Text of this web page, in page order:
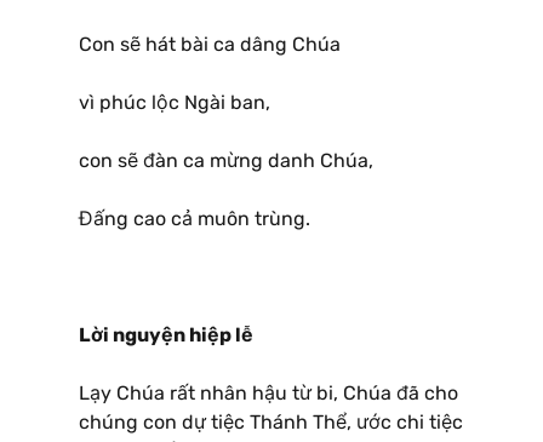
Con sẽ hát bài ca dâng Chúa
vì phúc lộc Ngài ban,
con sẽ đàn ca mừng danh Chúa,
Đấng cao cả muôn trùng.
Lời nguyện hiệp lễ
Lạy Chúa rất nhân hậu từ bi, Chúa đã cho
chúng con dự tiệc Thánh Thể, ước chi tiệc